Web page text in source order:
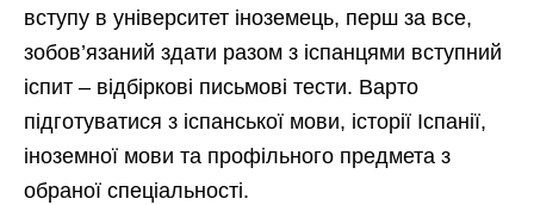
вступу в університет іноземець, перш за все,
зобов’язаний здати разом з іспанцями вступний
іспит – відбіркові письмові тести. Варто
підготуватися з іспанської мови, історії Іспанії,
іноземної мови та профільного предмета з
обраної спеціальності.